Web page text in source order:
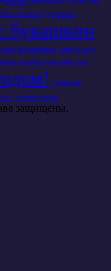
монитор кризисы
букашкин
мир воспитания окно в мир
роняет роза лепестки
социалка
чёрная метка
защищены.